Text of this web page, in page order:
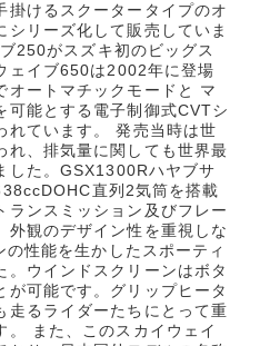
掛けるスクータータイプのオ
リーズ化して販売していま
250がスズキ初のビッグス
ェイブ650は2002年に登場
オートマチックモードと マ
可能とする電子制御式CVTシ
れています。 発売当時は世
れ、排気量に関しても世界最
した。GSX1300Rハヤブサ
直列2気筒を搭載
ランスミッション及びフレー
外観のデザイン性を重視しな
性能を生かしたスポーティ
。ウインドスクリーンはボタ
が可能です。グリップヒータ
走るライダーたちにとって重
。 また、このスカイウェイ